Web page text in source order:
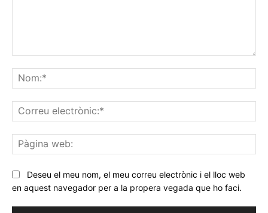
Deseu el meu nom, el meu correu electrònic i el lloc web
en aquest navegador per a la propera vegada que ho faci.